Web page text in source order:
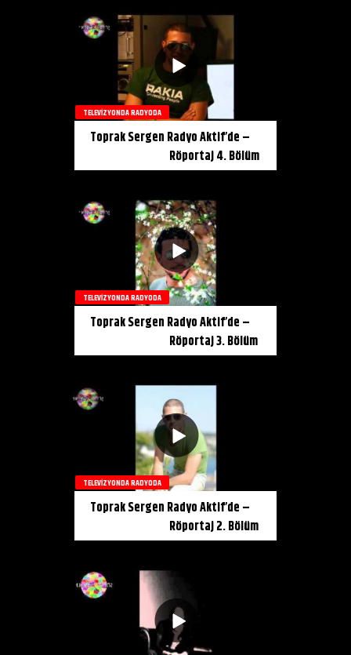
TELEVIZYONDA RADYODA
Toprak Sergen Radyo Aktif’de –
Röportaj 4. Bölüm
TELEVIZYONDA RADYODA
Toprak Sergen Radyo Aktif’de –
Röportaj 3. Bölüm
TELEVIZYONDA RADYODA
Toprak Sergen Radyo Aktif’de –
Röportaj 2. Bölüm